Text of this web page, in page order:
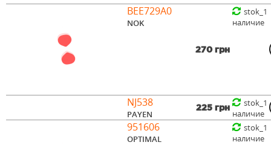
BEE729A0
NOK
270 грн
stok_1
наличие
NJ538
PAYEN
225 грн
stok_1
наличие
951606
OPTIMAL
stok_1
наличие